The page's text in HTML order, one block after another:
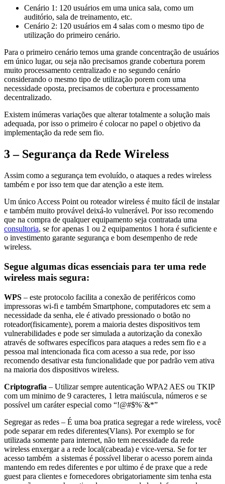
Cenário 1: 120 usuários em uma unica sala, como um
auditório, sala de treinamento, etc.
Cenário 2: 120 usuários em 4 salas com o mesmo tipo de
utilização do primeiro cenário.
Para o primeiro cenário temos uma grande concentração de usuários
em único lugar, ou seja não precisamos grande cobertura porem
muito processamento centralizado e no segundo cenário
considerando o mesmo tipo de utilização porem com uma
necessidade oposta, precisamos de cobertura e processamento
decentralizado.
Existem inúmeras variações que alterar totalmente a solução mais
adequada, por isso o primeiro é colocar no papel o objetivo da
implementação da rede sem fio.
3 – Segurança da Rede Wireless
Assim como a segurança tem evoluído, o ataques a redes wireless
também e por isso tem que dar atenção a este item.
Um único Access Point ou roteador wireless é muito fácil de instalar
e também muito provável deixá-lo vulnerável. Por isso recomendo
que na compra de qualquer equipamento seja contratada uma
consultoria, se for apenas 1 ou 2 equipamentos 1 hora é suficiente e
o investimento garante segurança e bom desempenho de rede
wireless.
Segue algumas dicas essenciais para ter uma rede
wireless mais segura:
WPS – este protocolo facilita a conexão de periféricos como
impressoras wi-fi e também Smartphone, computadores etc sem a
necessidade da senha, ele é ativado pressionado o botão no
roteador(fisicamente), porem a maioria destes dispositivos tem
vulnerabilidades e pode ser simulada a autorização da conexão
através de softwares específicos para ataques a redes sem fio e a
pessoa mal intencionada fica com acesso a sua rede, por isso
recomendo desativar esta funcionalidade que por padrão vem ativa
na maioria dos dispositivos wireless.
Criptografia – Utilizar sempre autenticação WPA2 AES ou TKIP
com um minimo de 9 caracteres, 1 letra maiúscula, números e se
possível um caráter especial como “!@#$%¨&*”
Segregar as redes – É uma boa pratica segregar a rede wireless, você
pode separar em redes diferentes(Vlans). Por exemplo se for
utilizada somente para internet, não tem necessidade da rede
wireless enxergar a a rede local(cabeada) e vice-versa. Se for ter
acesso também a sistemas é possível liberar o acesso porem ainda
mantendo em redes diferentes e por ultimo é de praxe que a rede
guest para clientes e fornecedores obrigatoriamente sim tenha esta